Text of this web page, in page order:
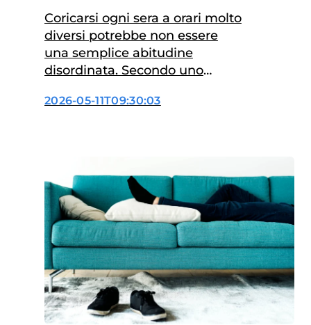
Coricarsi ogni sera a orari molto
diversi potrebbe non essere
una semplice abitudine
disordinata. Secondo uno
Finlandia, una forte variabilità
alle 7-8 ore raccomandate, è
collegata a un maggior rischio
di eventi cardiovascolari seri
nella mezza età.…
2026-05-11T09:30:03